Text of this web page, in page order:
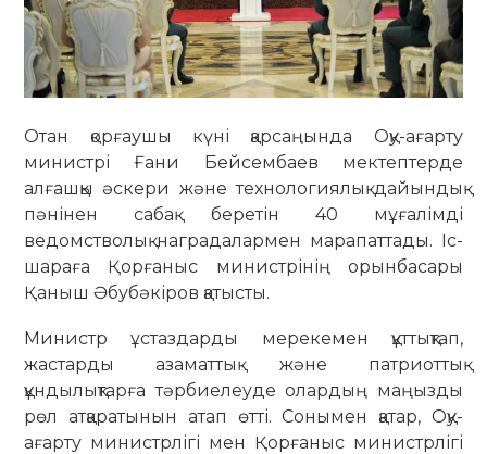
Отан қорғаушы күні қарсаңында Оқу-ағарту
министрі Ғани Бейсембаев мектептерде
алғашқы әскери және технологиялық дайындық
пәнінен сабақ беретін 40 мұғалімді
ведомстволық наградалармен марапаттады. Іс-
шараға Қорғаныс министрінің орынбасары
Қаныш Әбубәкіров қатысты.
Министр ұстаздарды мерекемен құттықтап,
жастарды азаматтық және патриоттық
құндылықтарға тәрбиелеуде олардың маңызды
рөл атқаратынын атап өтті. Сонымен қатар, Оқу-
ағарту министрлігі мен Қорғаныс министрлігі